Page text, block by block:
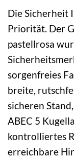
Die Sicherheit
Priorität. Der
pastellrosa
sorgenfreies
breite,
sicheren
ABEC 5
kontrolliertes
erreichbare